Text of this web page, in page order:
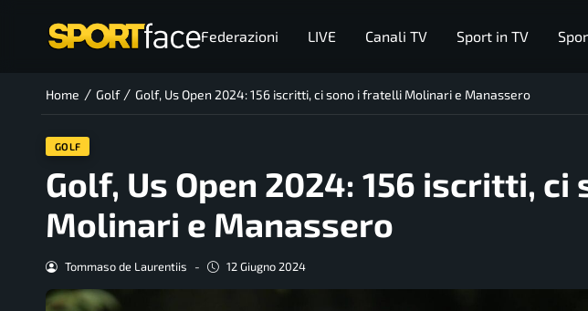
Federazioni LIVE Canali TV Sport in TV
Home / Golf / Golf, Us Open 2024: 156 iscritti, ci sono i fratelli Molinari e Manassero
GOLF
Golf, Us Open 2024: 156 iscritti,
Molinari e Manassero
Tommaso de Laurentiis - 12 Giugno 2024